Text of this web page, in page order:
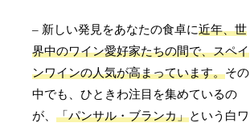
– 新しい発見をあなたの食卓に近年、世
界中のワイン愛好家たちの間で、スペイ
ンワインの人気が高まっています。その
中でも、ひときわ注目を集めているの
が、「パンサル・ブランカ」という白ワ